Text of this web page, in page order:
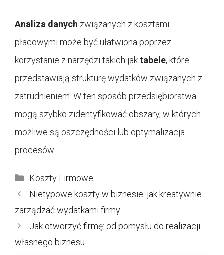
Analiza danych związanych z kosztami
płacowymi może być ułatwiona poprzez
korzystanie z narzędzi takich jaktabele, które
przedstawiają strukturę wydatków związanych z
zatrudnieniem. W ten sposób przedsiębiorstwa
mogą szybko zidentyfikować obszary, w których
możliwe są oszczędności lub optymalizacja
procesów.
Kategorie
Koszty Firmowe
Nietypowe koszty w biznesie: jak kreatywnie
zarządzać wydatkami firmy
Jak otworzyć firmę: od pomysłu do realizacji
własnego biznesu